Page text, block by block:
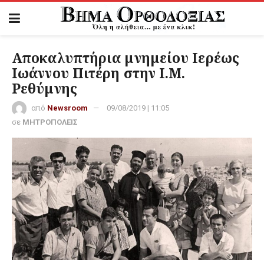
Αποκαλυπτήρια μνημείου Ιερέως
Ιωάννου Πιτέρη στην Ι.Μ.
Ρεθύμνης
από Newsroom
09/08/2019 | 11:05
σε ΜΗΤΡΟΠΟΛΕΙΣ